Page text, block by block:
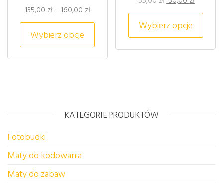
135,00 zł –160,00 złZakres cen: od 135,00 zł do 160,00 zł
Wybierz opcje
Ten produkt ma wiele
Wybierz opcje
Ten
KATEGORIE PRODUKTÓW
Fotobudki
Maty do kodowania
Maty do zabaw